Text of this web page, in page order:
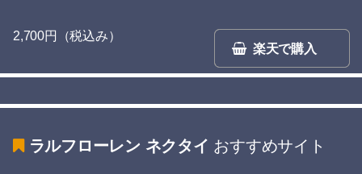
楽天で購入
2,700円（税込み）
ラルフローレン ネクタイ おすすめサイト